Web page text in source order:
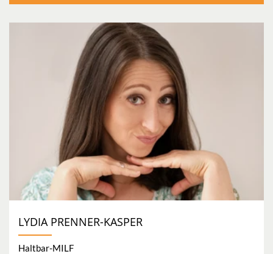
LYDIA PRENNER-KASPER
Haltbar-MILF